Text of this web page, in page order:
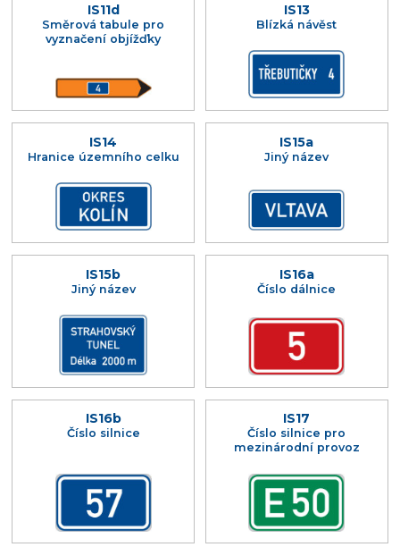
IS11d
Směrová tabule pro
vyznačení objížďky
IS13
Blízká návěst
IS14
Hranice územního celku
IS15a
Jiný název
IS15b
Jiný název
IS16a
Číslo dálnice
IS16b
Číslo silnice
IS17
Číslo silnice pro
mezinárodní provoz